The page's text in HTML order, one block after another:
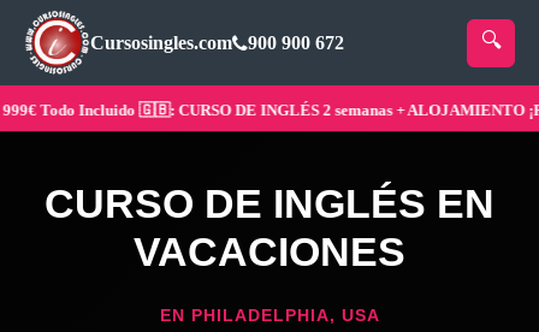
Cursosingles.com 900 900 672
Todo Incluido 🇬🇧: CURSO DE INGLÉS 2 semanas + ALOJAMIENTO
CURSO DE INGLÉS EN
VACACIONES
EN PHILADELPHIA, USA